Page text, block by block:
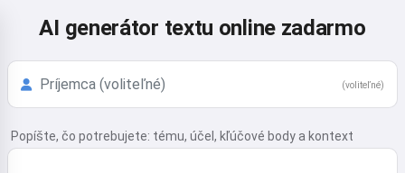
AI generátor textu online zadarmo
(voliteľné)
Popíšte, čo potrebujete: tému, účel, kľúčové body a kontext